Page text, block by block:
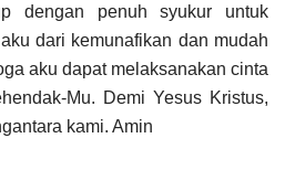
dengan penuh syukur untuk
dari kemunafikan dan mudah
aku dapat melaksanakan cinta
Mu. Demi Yesus Kristus,
kami. Amin